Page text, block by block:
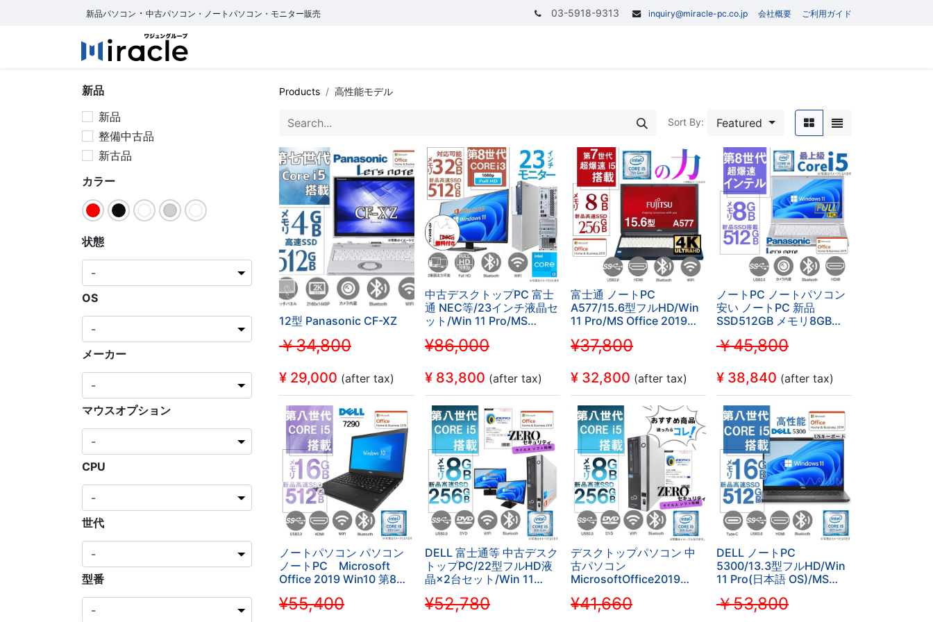
新品パソコン ・ 中古パソコン・ノートパソコン・モニター販売 03-5918-9313 inquiry@miracle-pc.co.jp 会社概要 ご利用ガイド
新品
新品
整備中古品
新古品
カラー
状態
OS
メーカー
マウスオプション
CPU
世代
型番
Products 高性能モデル
Sort By: Featured
12型 Panasonic CF-XZ
￥34,800
¥ 29,000 (after tax)
中古デスクトップPC 富士
通 NEC等/23インチ液晶セ
ット/Win 11 Pro/MS
i3-
(整備済み品)
¥86,000
¥ 83,800 (after tax)
富士通 ノートPC
A577/15.6型フルHD/Win
11 Pro/MS Office 2019
7200U/WIFI/Bluetooth/DVD-
備済み品)
¥37,800
¥ 32,800 (after tax)
ノートPC ノートパソコン
安い ノートPC 新品
SSD512GB メモリ8GB
Panasonic CF-SV 12.1型
Office2019 即使用可
￥45,800
¥ 38,840 (after tax)
ノートパソコン パソコン
ノートPC Microsoft
Office 2019 Win10 第8世
メモリ16GB 12.5型
¥55,400
DELL 富士通等 中古デスク
トップPC/22型フルHD液
晶×2台セット/Win 11
2019/Corei5第8世
¥52,780
デスクトップパソコン 中
古パソコン
MicrosoftOffice2019
CORE i5 大容量SSD1TB メ
¥41,660
DELL ノートPC
5300/13.3型フルHD/Win
11 Pro(日本語 OS)/MS
8265U/WEBカメ
￥53,800